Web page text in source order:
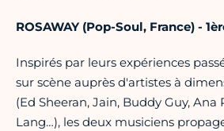
ROSAWAY (Pop-Soul, France) -
Inspirés par leurs expériences
sur scène auprès d'artistes à
(Ed Sheeran, Jain, Buddy Guy, Ana
Lang…), les deux musiciens